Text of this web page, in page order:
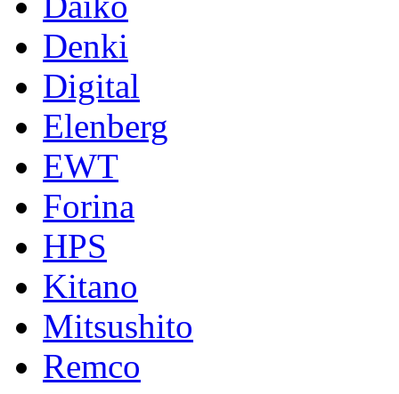
Denki
Digital
Elenberg
EWT
Forina
HPS
Kitano
Mitsushito
Remco